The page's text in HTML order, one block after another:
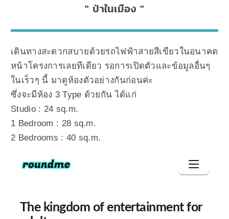
ป่าในเมือง
เดินทางสะดวกสบายด้วยรถไฟฟ้าสายสีเขียวในอนาคต
หน้าโครงการเลยทีเดียว รอการเปิดตัวและข้อมูลอื่นๆ
ในเร็วๆ นี้ มาดูห้องตัวอย่างกันก่อนค่ะ
ซึ่งจะมีห้อง 3 Type ด้วยกัน ได้แก่
Studio : 24 sq.m.
1 Bedroom : 28 sq.m.
2 Bedrooms : 40 sq.m.